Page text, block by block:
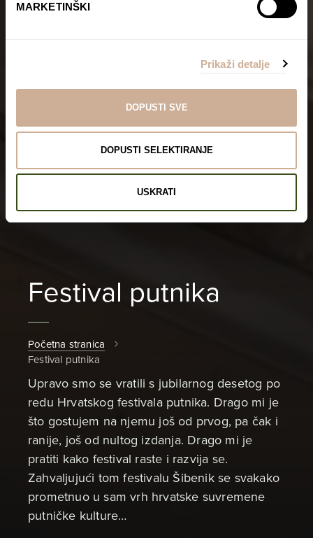
MARKETINŠKI
Prikaži detalje
DOPUSTI SVE
DOPUSTI SELEKTIRANJE
USKRATI
Festival putnika
Početna stranica
Festival putnika
Upravo smo se vratili s jubilarnog desetog po
redu Hrvatskog festivala putnika. Drago mi je
što gostujem na njemu još od prvog, pa čak i
ranije, još od nultog izdanja. Drago mi je
pratiti kako festival raste i razvija se.
Zahvaljujući tom festivalu Šibenik se svakako
prometnuo u sam vrh hrvatske suvremene
putničke kulture…